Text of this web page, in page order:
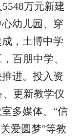
5548万元新建
幼儿园、穿
，土博中学
百朋中学、
进。投入资
更新教学仪
多媒体、 “信
关爱圆梦”等教